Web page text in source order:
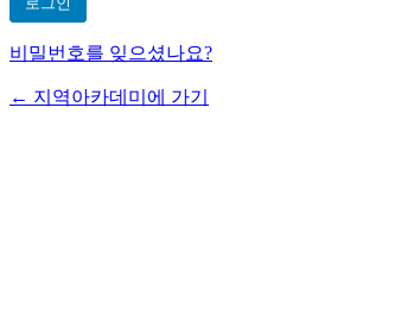
비밀번호를 잊으셨나요?
← 지역아카데미에 가기